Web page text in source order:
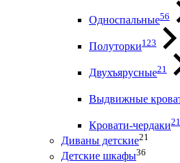
Односпальные56
Полуторки123
Двухъярусные21
Выдвижные
Кровати-чердаки21
Диваны детские21
Детские шкафы36